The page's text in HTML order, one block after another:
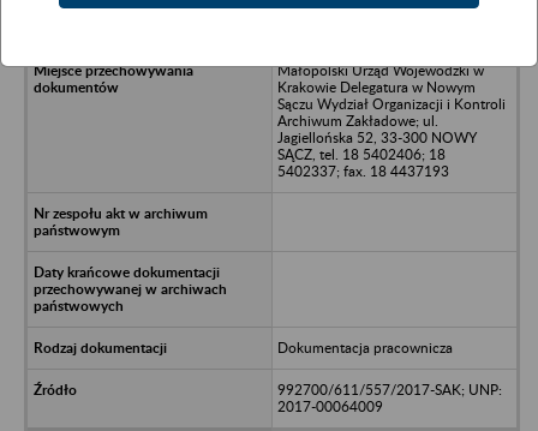
Nowotarskie Zakłady Obuwia w
Małopolski Urząd Wojewódzki w
Krakowie Delegatura w Nowym
Sączu Wydział Organizacji i Kontroli
Archiwum Zakładowe; ul.
Jagiellońska 52, 33-300 NOWY
SĄCZ, tel. 18 5402406; 18
5402337; fax. 18 4437193
Dokumentacja pracownicza
992700/611/557/2017-SAK; UNP:
2017-00064009